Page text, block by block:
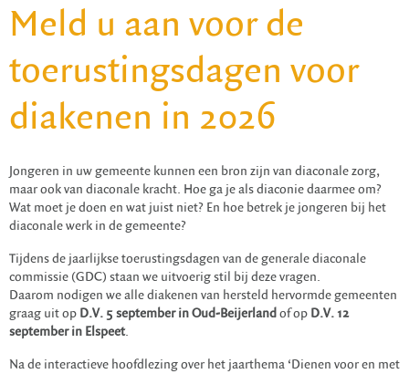
Meld u aan voor de
toerustingsdagen voor
diakenen in 2026
Jongeren in uw gemeente kunnen een bron zijn van diaconale zorg,
maar ook van diaconale kracht. Hoe ga je als diaconie daarmee om?
Wat moet je doen en wat juist niet? En hoe betrek je jongeren bij het
diaconale werk in de gemeente?
Tijdens de jaarlijkse toerustingsdagen van de generale diaconale
commissie (GDC) staan we uitvoerig stil bij deze vragen.
Daarom nodigen we alle diakenen van hersteld hervormde gemeenten
graag uit op D.V. 5 september in Oud-Beijerlandof op D.V. 12
september in Elspeet.
Na de interactieve hoofdlezing over het jaarthema ‘Dienen voor en met